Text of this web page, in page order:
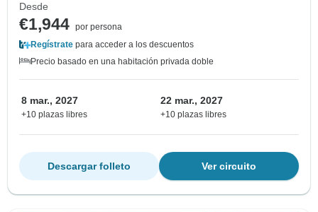
Desde
€1,944 por persona
Regístrate para acceder a los descuentos
Precio basado en una habitación privada doble
8 mar., 2027
+10 plazas libres
22 mar., 2027
+10 plazas libres
Ver circuito
Descargar folleto